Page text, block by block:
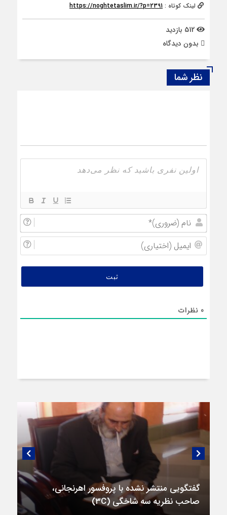
لینک کوتاه : https://noghtetaslim.ir/?p=2391
بدون دیدگاه
نظر شما
0 نظرات
گفتگویی منتشر نشده با پروفسور اهرنجانی،
صاحب نظریه سه‌ شاخگی (۳C)